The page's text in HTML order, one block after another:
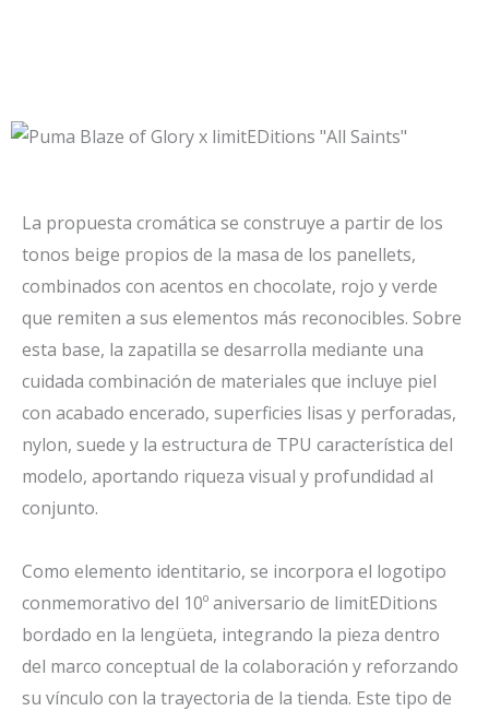
La propuesta cromática se construye a partir de los
tonos beige propios de la masa de los panellets,
combinados con acentos en chocolate, rojo y verde
que remiten a sus elementos más reconocibles. Sobre
esta base, la zapatilla se desarrolla mediante una
cuidada combinación de materiales que incluye piel
con acabado encerado, superficies lisas y perforadas,
nylon, suede y la estructura de TPU característica del
modelo, aportando riqueza visual y profundidad al
conjunto.
Como elemento identitario, se incorpora el logotipo
conmemorativo del 10º aniversario de limitEDitions
bordado en la lengüeta, integrando la pieza dentro
del marco conceptual de la colaboración y reforzando
su vínculo con la trayectoria de la tienda. Este tipo de